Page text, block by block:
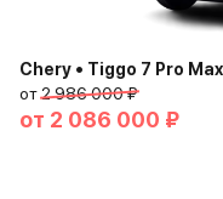
Chery • Tiggo 7 Pro
от2 986 000 ₽
от 2 086 000 ₽